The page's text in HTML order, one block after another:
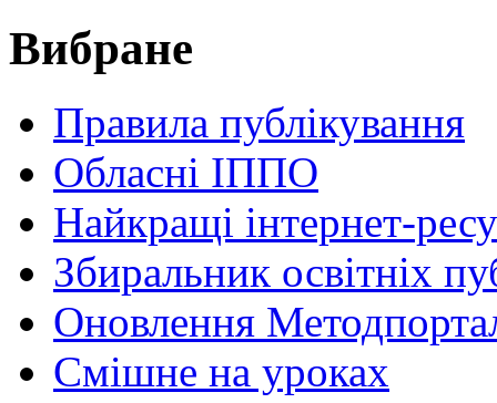
Вибране
Правила публікування
Обласні ІППО
Найкращі інтернет-
Збиральник освітніх
Оновлення
Cмішне на уроках